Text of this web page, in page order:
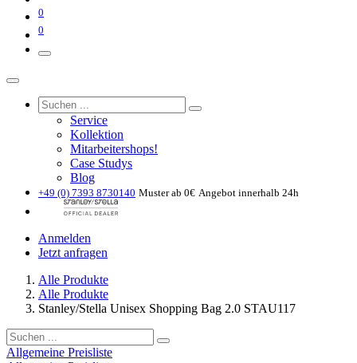
0
0
Service
Kollektion
Mitarbeitershops!
Case Studys
Blog
+49 (0) 7393 8730140 Muster ab 0€ Angebot innerhalb 24h
Anmelden
Jetzt anfragen
Alle Produkte
Alle Produkte
Stanley/Stella Unisex Shopping Bag 2.0 STAU117
Allgemeine Preisliste